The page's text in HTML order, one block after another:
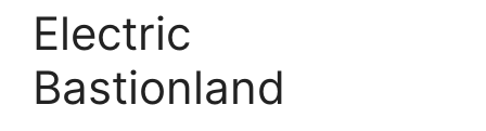
Electric
Bastionland